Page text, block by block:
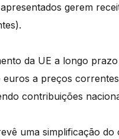
gerem
da UE a longo
euros a preços
contribuições
uma simplificação